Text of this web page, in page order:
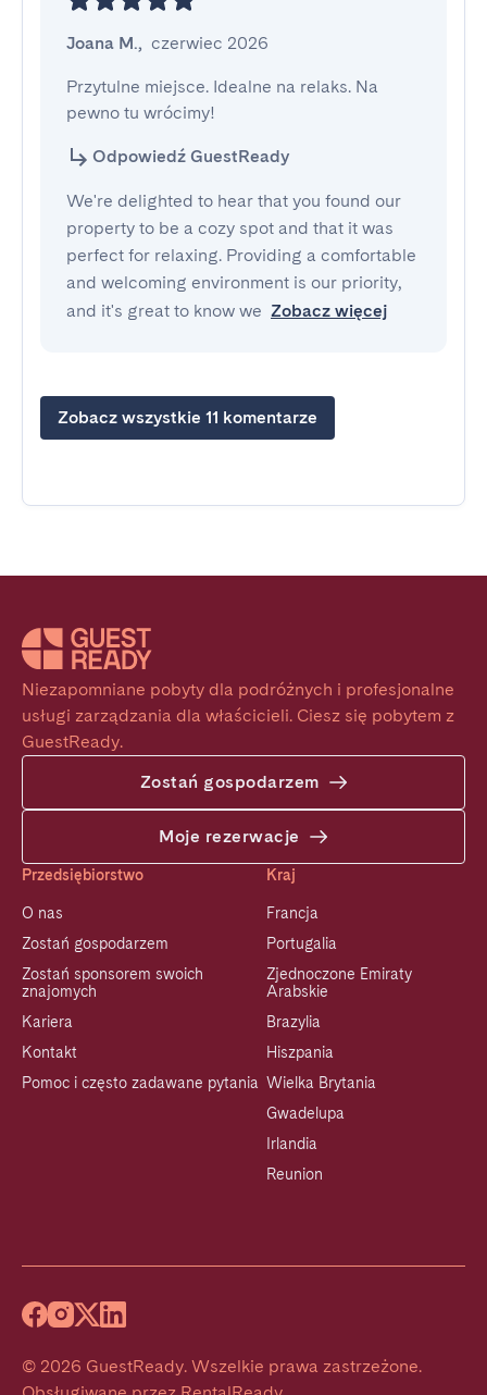
Joana M., czerwiec 2026
Przytulne miejsce. Idealne na relaks. Na
pewno tu wrócimy!
Odpowiedź GuestReady
We're delighted to hear that you found our
property to be a cozy spot and that it was
perfect for relaxing. Providing a comfortable
and welcoming environment is our priority,
and it's great to know we Zobacz więcej
Zobacz wszystkie 11 komentarze
Niezapomniane pobyty dla podróżnych i profesjonalne
usługi zarządzania dla właścicieli. Ciesz się pobytem z
GuestReady.
Zostań gospodarzem
Moje rezerwacje
Przedsiębiorstwo
O nas
Zostań gospodarzem
Zostań sponsorem swoich
znajomych
Kariera
Kontakt
Pomoc i często zadawane pytania
Kraj
Francja
Portugalia
Zjednoczone Emiraty
Arabskie
Brazylia
Hiszpania
Wielka Brytania
Gwadelupa
Irlandia
Reunion
© 2026 GuestReady. Wszelkie prawa zastrzeżone.